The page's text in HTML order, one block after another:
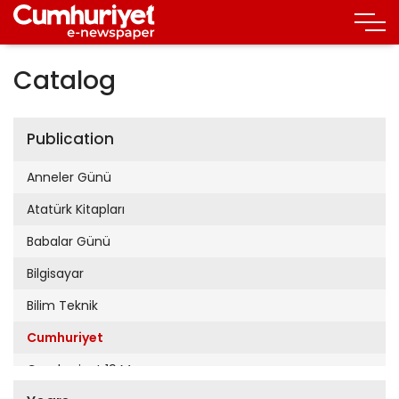
Catalog
Publication
Anneler Günü
Atatürk Kitapları
Babalar Günü
Bilgisayar
Bilim Teknik
Cumhuriyet
Cumhuriyet 19 Mayıs